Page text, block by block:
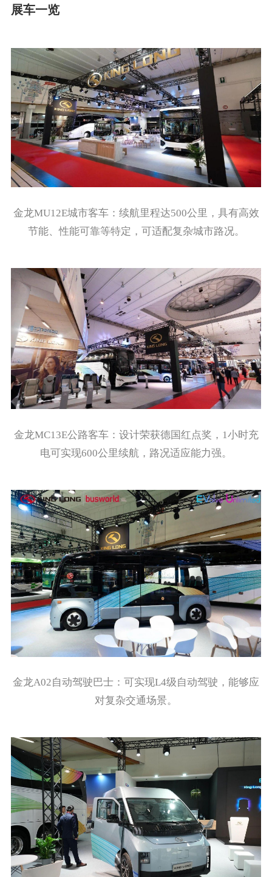
展车一览
金龙MU12E城市客车：续航里程达500公里，具有高效
节能、性能可靠等特定，可适配复杂城市路况。
金龙MC13E公路客车：设计荣获德国红点奖，1小时充
电可实现600公里续航，路况适应能力强。
金龙A02自动驾驶巴士：可实现L4级自动驾驶，能够应
对复杂交通场景。